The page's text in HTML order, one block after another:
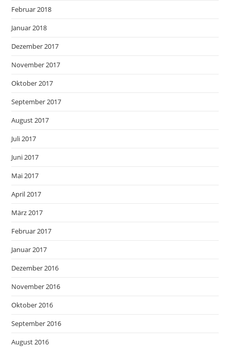
Februar 2018
Januar 2018
Dezember 2017
November 2017
Oktober 2017
September 2017
August 2017
Juli 2017
Juni 2017
Mai 2017
April 2017
März 2017
Februar 2017
Januar 2017
Dezember 2016
November 2016
Oktober 2016
September 2016
August 2016